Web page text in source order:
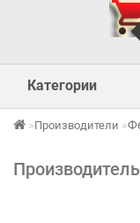
Категории
Производители